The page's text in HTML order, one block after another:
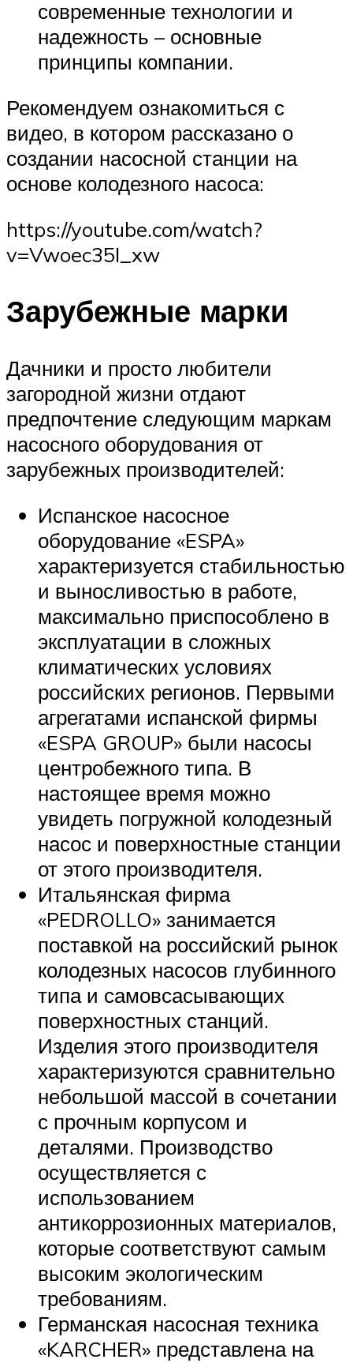
современные технологии и
надежность – основные
принципы компании.
Рекомендуем ознакомиться с
видео, в котором рассказано о
создании насосной станции на
основе колодезного насоса:
https://youtube.com/watch?
v=Vwoec35I_xw
Зарубежные марки
Дачники и просто любители
загородной жизни отдают
предпочтение следующим маркам
насосного оборудования от
зарубежных производителей:
Испанское насосное
оборудование «ESPA»
характеризуется стабильностью
и выносливостью в работе,
максимально приспособлено в
эксплуатации в сложных
климатических условиях
российских регионов. Первыми
агрегатами испанской фирмы
«ESPA GROUP» были насосы
центробежного типа. В
настоящее время можно
увидеть погружной колодезный
насос и поверхностные станции
от этого производителя.
Итальянская фирма
«PEDROLLO» занимается
поставкой на российский рынок
колодезных насосов глубинного
типа и самовсасывающих
поверхностных станций.
Изделия этого производителя
характеризуются сравнительно
небольшой массой в сочетании
с прочным корпусом и
деталями. Производство
осуществляется с
использованием
антикоррозионных материалов,
которые соответствуют самым
высоким экологическим
требованиям.
Германская насосная техника
«KARCHER» представлена на